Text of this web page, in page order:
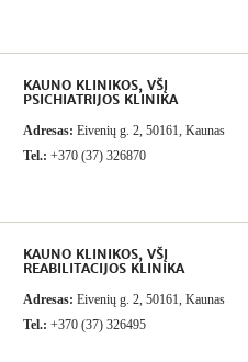
KAUNO KLINIKOS, VŠĮ
PSICHIATRIJOS KLINIKA
Adresas: Eivenių g. 2, 50161, Kaunas
Tel.: +370 (37) 326870
KAUNO KLINIKOS, VŠĮ
REABILITACIJOS KLINIKA
Adresas: Eivenių g. 2, 50161, Kaunas
Tel.: +370 (37) 326495